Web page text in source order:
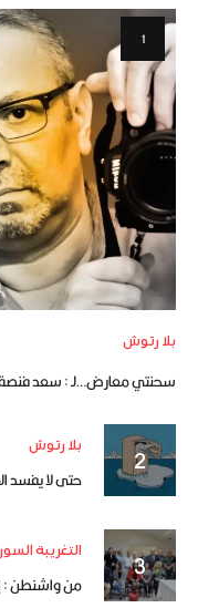
بلا رتوش
سحنتي معارض…لـ : سعد
بلا رتوش
حتى لا يفسد
التغريبة
من واشنطن :